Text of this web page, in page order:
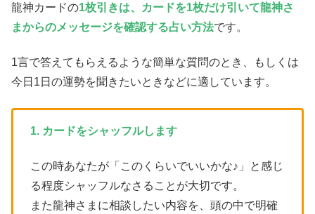
龍神カードの1枚引きは、カードを1枚だけ引いて龍神さ
まからのメッセージを確認する占い方法です。
1言で答えてもらえるような簡単な質問のとき、もしくは
今日1日の運勢を聞きたいときなどに適しています。
1. カードをシャッフルします
この時あなたが「このくらいでいいかな♪」と感じ
る程度シャッフルなさることが大切です。
また龍神さまに相談したい内容を、頭の中で明確